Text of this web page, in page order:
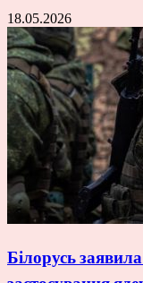
18.05.2026
Білорусь